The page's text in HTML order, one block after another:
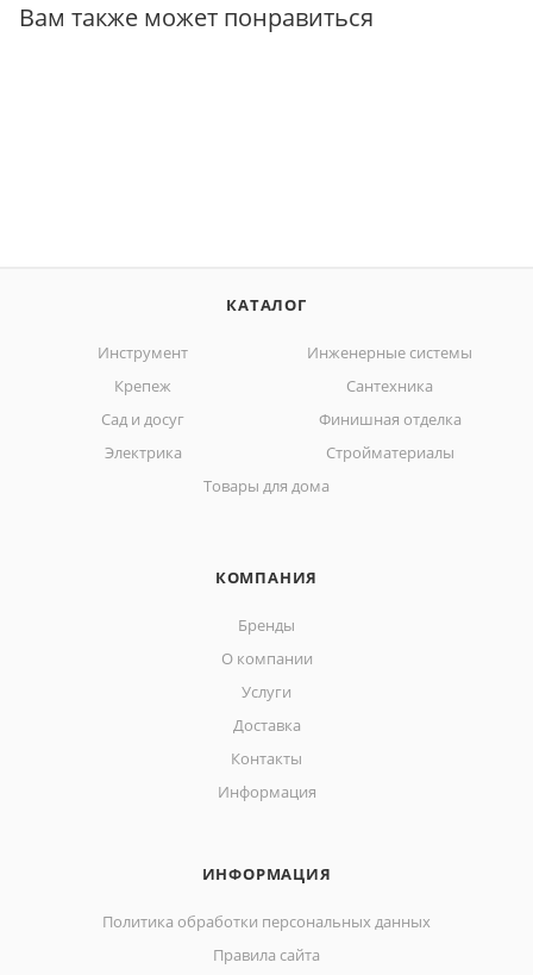
Вам также может понравиться
КАТАЛОГ
Инструмент
Инженерные системы
Крепеж
Сантехника
Сад и досуг
Финишная отделка
Электрика
Стройматериалы
Товары для дома
КОМПАНИЯ
Бренды
О компании
Услуги
Доставка
Контакты
Информация
ИНФОРМАЦИЯ
Политика обработки персональных данных
Правила сайта